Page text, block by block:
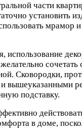
части
установить
мрамор
Сковородки,
вышеуказанными
подставку.
в доме,